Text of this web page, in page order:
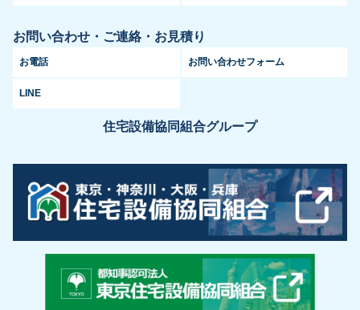
お問い合わせ・ご連絡・お見積り
お電話 お問い合わせフォーム
LINE
住宅設備協同組合グループ